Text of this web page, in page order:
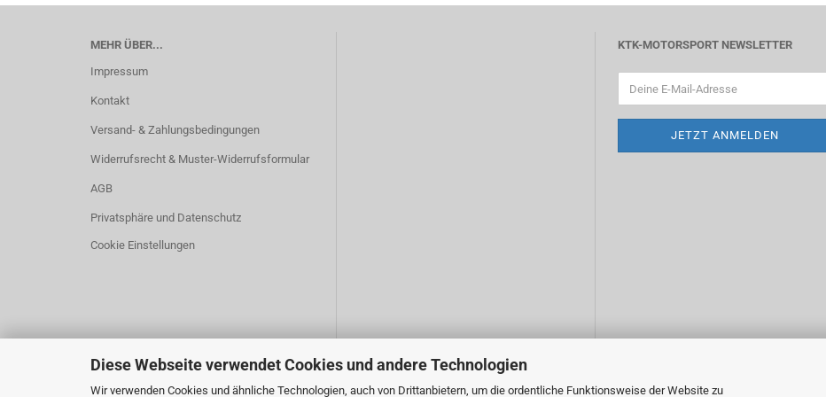
Diese Webseite verwendet Cookies und andere Technologien
Wir verwenden Cookies und ähnliche Technologien, auch von Drittanbietern, um die ordentliche Funktionsweise der Website zu
MEHR ÜBER...
Impressum
Kontakt
Versand- & Zahlungsbedingungen
Widerrufsrecht & Muster-Widerrufsformular
AGB
Privatsphäre und Datenschutz
Cookie Einstellungen
KTK-MOTORSPORT NEWSLETTER